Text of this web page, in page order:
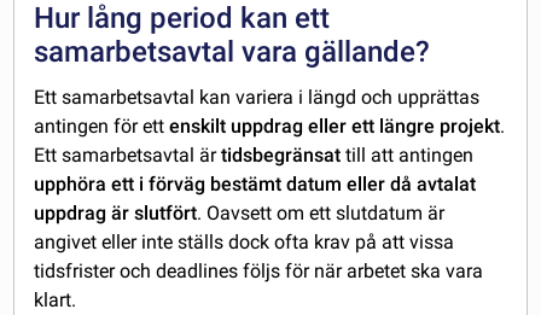
Hur lång period kan ett
samarbetsavtal vara gällande?
Ett samarbetsavtal kan variera i längd och upprättas
antingen för ettenskilt uppdrag eller ett längre projekt.
Ett samarbetsavtal ärtidsbegränsat till att antingen
upphöra ett i förväg bestämt datum eller då avtalat
uppdrag är slutfört. Oavsett om ett slutdatum är
angivet eller inte ställs dock ofta krav på att vissa
tidsfrister och deadlines följs för när arbetet ska vara
klart.